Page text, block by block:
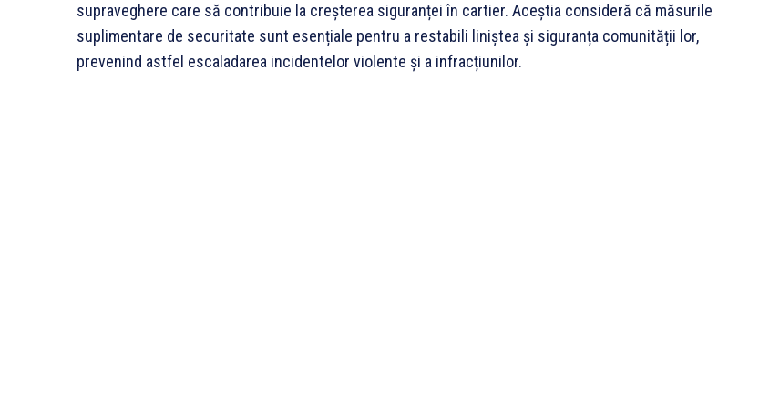
supraveghere care să contribuie la creșterea siguranței în cartier. Aceștia consideră că măsurile
suplimentare de securitate sunt esențiale pentru a restabili liniștea și siguranța comunității lor,
prevenind astfel escaladarea incidentelor violente și a infracțiunilor.